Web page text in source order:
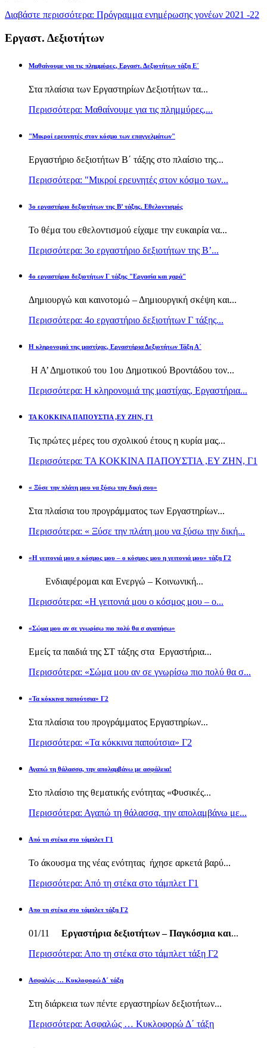
Διαβάστε περισσότερα: Πρόγραμμα ενημέρωσης γονέων 2021 -22
Εργαστ. Δεξιοτήτων
Μαθαίνουμε για τις πλημμύρες, Εργαστ. Δεξιοτήτων τάξη Ε΄
Στα πλαίσια των Εργαστηρίων Δεξιοτήτων τα...
Περισσότερα: Μαθαίνουμε για τις πλημμύρες,...
"Μικροί ερευνητές στον κόσμο των επαγγελμάτων"
Εργαστήριο δεξιοτήτων Β΄ τάξης στο πλαίσιο της...
Περισσότερα: "Μικροί ερευνητές στον κόσμο των...
3ο εργαστήριο δεξιοτήτων της Β’ τάξης. Εθελοντισμός
Το θέμα του εθελοντισμού είχαμε την ευκαιρία να...
Περισσότερα: 3ο εργαστήριο δεξιοτήτων της Β’...
4ο εργαστήριο δεξιοτήτων Γ τάξης "Εργασία και χαρά"
Δημιουργώ και καινοτομώ – Δημιουργική σκέψη και...
Περισσότερα: 4ο εργαστήριο δεξιοτήτων Γ τάξης...
H κληρονομιά της μαστίχας, Εργαστήρια Δεξιοτήτων Τάξη Α΄
Η Α’ Δημοτικού του 1ου Δημοτικού Βροντάδου τον...
Περισσότερα: H κληρονομιά της μαστίχας, Εργαστήρια...
TA KOKKINA ΠΑΠΟΥΣΤΙΑ ,ΕΥ ΖΗΝ, Γ1
Τις πρώτες μέρες του σχολικού έτους η κυρία μας...
Περισσότερα: TA KOKKINA ΠΑΠΟΥΣΤΙΑ ,ΕΥ ΖΗΝ, Γ1
« Ξύσε την πλάτη μου να ξύσω την δική σου»
Στα πλαίσια του προγράμματος των Εργαστηρίων...
Περισσότερα: « Ξύσε την πλάτη μου να ξύσω την δική...
«Η γειτονιά μου ο κόσμος μου – ο κόσμος μου η γειτονιά μου» τάξη Γ2
Ενδιαφέρομαι και Ενεργώ – Κοινωνική...
Περισσότερα: «Η γειτονιά μου ο κόσμος μου – ο...
«Σώμα μου αν σε γνωρίσω πιο πολύ θα σ αγαπήσω»
Εμείς τα παιδιά της ΣΤ τάξης στα Εργαστήρια...
Περισσότερα: «Σώμα μου αν σε γνωρίσω πιο πολύ θα σ...
«Τα κόκκινα παπούτσια» Γ2
Στα πλαίσια του προγράμματος Εργαστηρίων...
Περισσότερα: «Τα κόκκινα παπούτσια» Γ2
Αγαπώ τη θάλασσα, την απολαμβάνω με ασφάλεια!
Στο πλαίσιο της θεματικής ενότητας «Φυσικές...
Περισσότερα: Αγαπώ τη θάλασσα, την απολαμβάνω με...
Από τη στέκα στο τάμπλετ Γ1
Το άκουσμα της νέας ενότητας ήχησε αρκετά βαρύ...
Περισσότερα: Από τη στέκα στο τάμπλετ Γ1
Απο τη στέκα στο τάμπλετ τάξη Γ2
01/11 Εργαστήρια δεξιοτήτων – Παγκόσμια και...
Περισσότερα: Απο τη στέκα στο τάμπλετ τάξη Γ2
Ασφαλώς … Κυκλοφορώ Δ΄ τάξη
Στη διάρκεια των πέντε εργαστηρίων δεξιοτήτων...
Περισσότερα: Ασφαλώς … Κυκλοφορώ Δ΄ τάξη